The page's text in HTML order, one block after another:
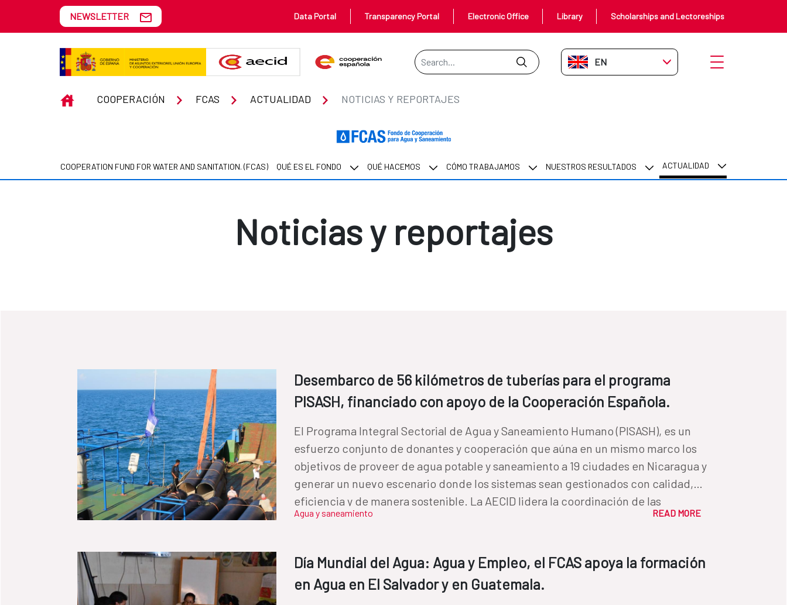
Skip to Main Content
Noticias y reportajes
NEWSLETTER Data Portal Transparency Portal Electronic Office Library Scholarships and Lectoreships
Search Bar
EN-GB Open menu
INICIOCOOPERACIÓN FCAS ACTUALIDAD NOTICIAS Y REPORTAJES
COOPERATION FUND FOR WATER AND SANITATION. (FCAS) QUÉ ES EL FONDO QUÉ HACEMOS CÓMO TRABAJAMOS NUESTROS RESULTADOS ACTUALIDAD
Noticias y reportajes
Desembarco de 56 kilómetros de tuberías para el programa
PISASH, financiado con apoyo de la Cooperación Española.
El Programa Integral Sectorial de Agua y Saneamiento Humano (PISASH), es un
esfuerzo conjunto de donantes y cooperación que aúna en un mismo marco los
objetivos de proveer de agua potable y saneamiento a 19 ciudades en Nicaragua y
generar un nuevo escenario donde los sistemas sean gestionados con calidad,
eficiencia y de manera sostenible. La AECID lidera la coordinación de las
acciones, impulsando la configuración del programa.
Agua y saneamiento READ MORE
Día Mundial del Agua: Agua y Empleo, el FCAS apoya la formación
en Agua en El Salvador y en Guatemala.